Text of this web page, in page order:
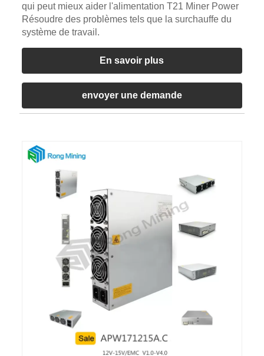
qui peut mieux aider l'alimentation T21 Miner Power
Résoudre des problèmes tels que la surchauffe du
système de travail.
En savoir plus
envoyer une demande